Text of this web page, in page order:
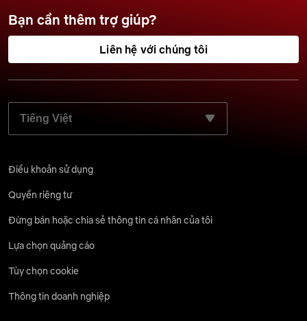
Bạn cần thêm trợ giúp?
Liên hệ với chúng tôi
CHỌN NGÔN NGỮ ƯU TIÊN:
Điều khoản sử dụng
Quyền riêng tư
Đừng bán hoặc chia sẻ thông tin cá nhân của tôi
Lựa chọn quảng cáo
Tùy chọn cookie
Thông tin doanh nghiệp